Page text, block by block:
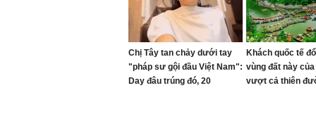
12.000 ha
Chị Tây tan chảy dưới tay
"pháp sư gội đầu Việt Nam":
Day đâu trúng đó, 20
Khách quốc tế
vùng đất này
vượt cả thiên